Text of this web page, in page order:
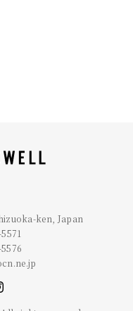
ken, Japan